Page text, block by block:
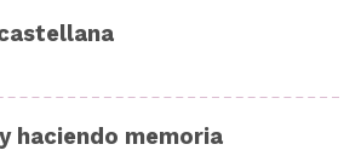
haciendo memoria